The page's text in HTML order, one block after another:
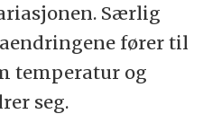
Særlig
fører til
temperatur og
seg.